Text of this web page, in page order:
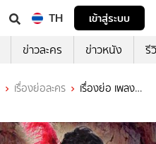
TH
เข้าสู่ระบบ
ข่าวละคร ข่าวหนัง รี
เรื่องย่อละคร
เรื่องย่อ เพลง